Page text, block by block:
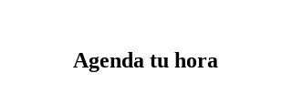
Agenda tu hora